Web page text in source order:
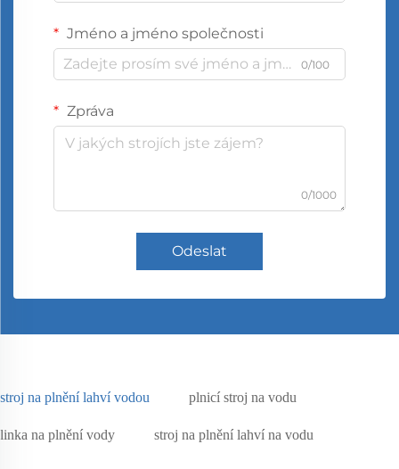
Jméno a jméno společnosti
0/100
Zpráva
0/1000
Odeslat
stroj na plnění lahví vodou plnicí stroj na vodu
linka na plnění vody stroj na plnění lahví na vodu